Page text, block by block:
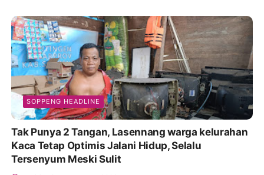
SOPPENG HEADLINE
Tak Punya 2 Tangan, Lasennang warga kelurahan
Kaca Tetap Optimis Jalani Hidup, Selalu
Tersenyum Meski Sulit